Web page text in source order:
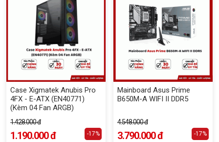
Case Xigmatek Anubis Pro
4FX - E-ATX (EN40771)
(Kèm 04 Fan ARGB)
1.428.000 đ
1.190.000 đ -17%
Mainboard Asus Prime
B650M-A WIFI II DDR5
4.548.000 đ
3.790.000 đ -17%